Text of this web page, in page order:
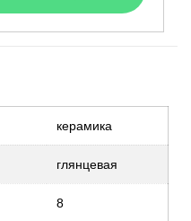
керамика
глянцевая
8